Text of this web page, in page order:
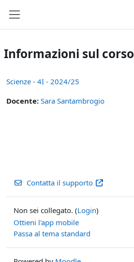
Informazioni sul corso
Scienze - 4I - 2024/25
Docente: Sara Santambrogio
Contatta il supporto
Non sei collegato. (Login)
Ottieni l'app mobile
Passa al tema standard